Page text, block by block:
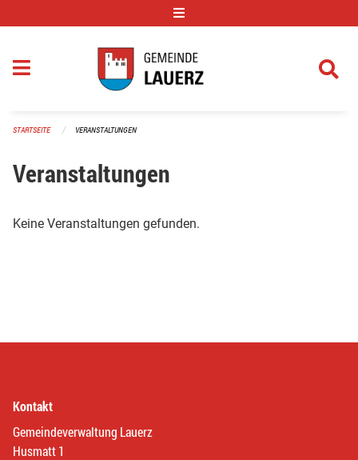
STARTSEITE VERANSTALTUNGEN
Veranstaltungen
Keine Veranstaltungen gefunden.
Kontakt
Gemeindeverwaltung Lauerz
Husmatt 1